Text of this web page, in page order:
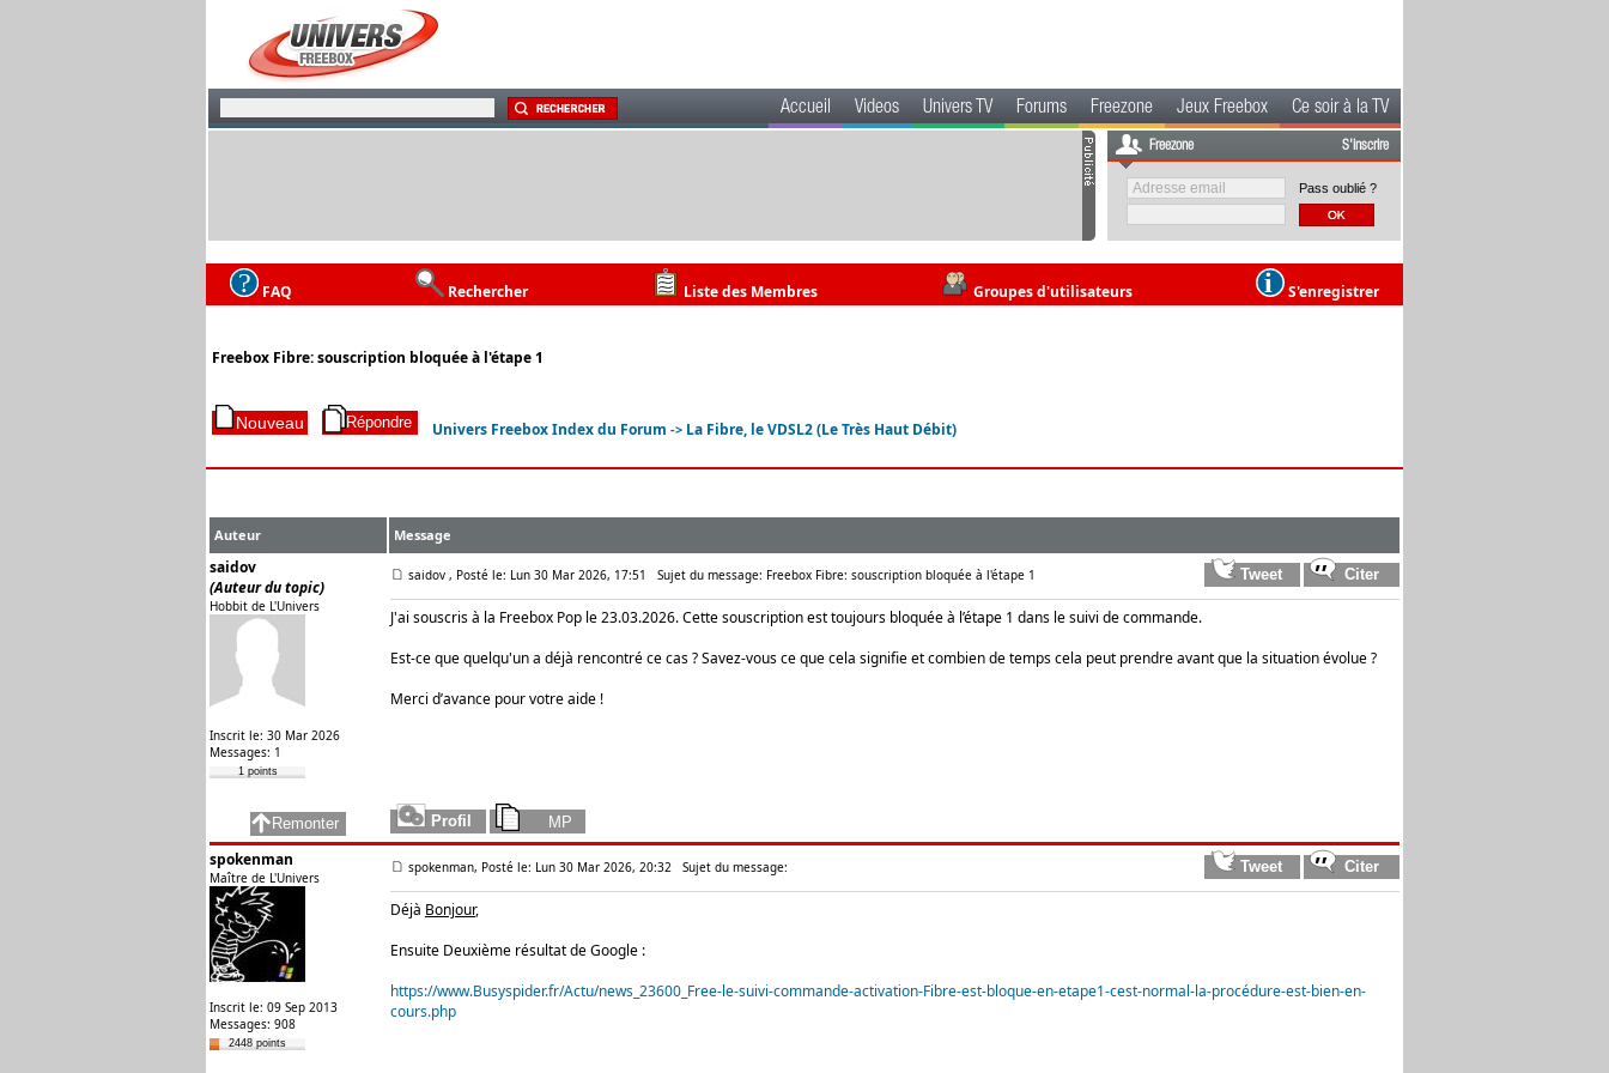
Accueil Videos Univers TV Forums Freezone Jeux Freebox Ce soir à la TV
Freezone S'inscrire
Pass oublié ?
FAQ Rechercher Liste des Membres Groupes d'utilisateurs S'enregistrer
Freebox Fibre: souscription bloquée à l'étape 1
Univers Freebox Index du Forum -> La Fibre, le VDSL2 (Le Très Haut Débit)
Auteur Message
saidov
(Auteur du topic)
Hobbit de L'Univers
Inscrit le: 30 Mar 2026
Messages: 1
1 points
saidov , Posté le: Lun 30 Mar 2026, 17:51 Sujet du message: Freebox Fibre: souscription bloquée à l'étape 1
J'ai souscris à la Freebox Pop le 23.03.2026. Cette souscription est toujours bloquée à l’étape 1 dans le suivi de commande.
Est-ce que quelqu'un a déjà rencontré ce cas ? Savez-vous ce que cela signifie et combien de temps cela peut prendre avant que la situation évolue ?
Merci d’avance pour votre aide !
spokenman
Maître de L'Univers
Inscrit le: 09 Sep 2013
Messages: 908
2448 points
spokenman, Posté le: Lun 30 Mar 2026, 20:32 Sujet du message:
Déjà Bonjour,
Ensuite Deuxième résultat de Google :
https://www.Busyspider.fr/Actu/news_23600_Free-le-suivi-commande-activation-Fibre-est-bloque-en-etape1-cest-normal-la-procédure-est-bien-en-
cours.php